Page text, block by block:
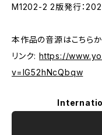
M1202-2 2版発行：
本作品の音源はこちら
リンク: https://
v=IG52hNcQbqw